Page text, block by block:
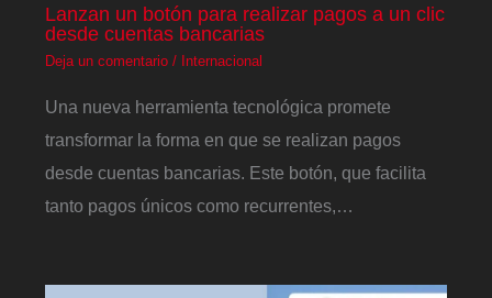
Lanzan un botón para realizar pagos a un clic
desde cuentas bancarias
Deja un comentario / Internacional
Una nueva herramienta tecnológica promete
transformar la forma en que se realizan pagos
desde cuentas bancarias. Este botón, que facilita
tanto pagos únicos como recurrentes,…